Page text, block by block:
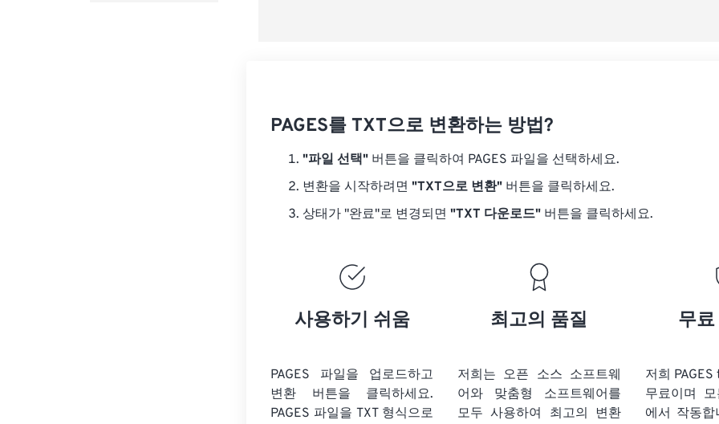
PAGES를 TXT으로 변환하는 방법?
"파일 선택" 버튼을 클릭하여 PAGES 파일을 선택하세요.
변환을 시작하려면 "TXT으로 변환" 버튼을 클릭하세요.
상태가 "완료"로 변경되면 "TXT 다운로드" 버튼을 클릭하세요.
사용하기 쉬움
PAGES 파일을 업로드하고
변환 버튼을 클릭하세요.
PAGES 파일을 TXT 형식으로
최고의 품질
저희는 오픈 소스 소프트웨
어와 맞춤형 소프트웨어를
모두 사용하여 최고의 변환
무
저희
무료이며
에서 작동